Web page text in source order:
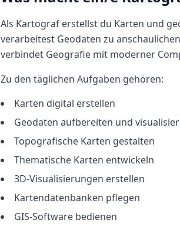
Als Kartograf erstellst du Karten und
verarbeitest Geodaten zu
verbindet Geografie mit moderner
Zu den täglichen Aufgaben gehören:
Karten digital erstellen
Geodaten aufbereiten und
Topografische Karten gestalten
Thematische Karten entwickeln
3D-Visualisierungen erstellen
Kartendatenbanken pflegen
GIS-Software bedienen